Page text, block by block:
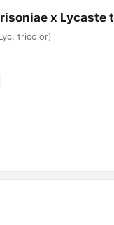
x Lycaste
tricolor)